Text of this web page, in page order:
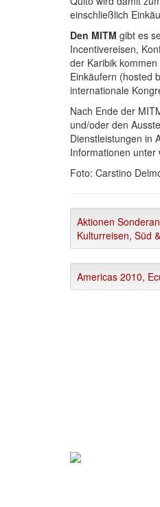
einschließlich
Den MITM gibt es
Incentivereisen,
der Karibik
Einkäufern (hosted
internationale
Nach Ende der
und/oder den
Dienstleistungen in
Informationen unter
Foto: Carstino
Aktionen
Kulturreisen, Süd
Americas 2010,